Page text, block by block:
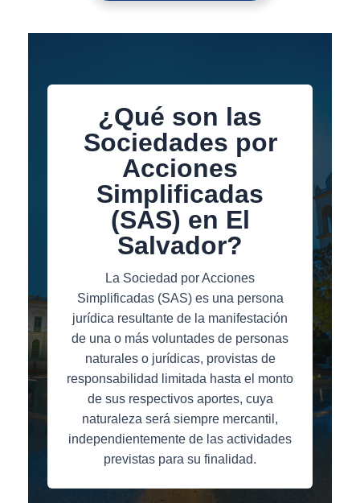
¿Qué son las
Sociedades por
Acciones
Simplificadas
(SAS) en El
Salvador?
La Sociedad por Acciones
Simplificadas (SAS) es una persona
jurídica resultante de la manifestación
de una o más voluntades de personas
naturales o jurídicas, provistas de
responsabilidad limitada hasta el monto
de sus respectivos aportes, cuya
naturaleza será siempre mercantil,
independientemente de las actividades
previstas para su finalidad.